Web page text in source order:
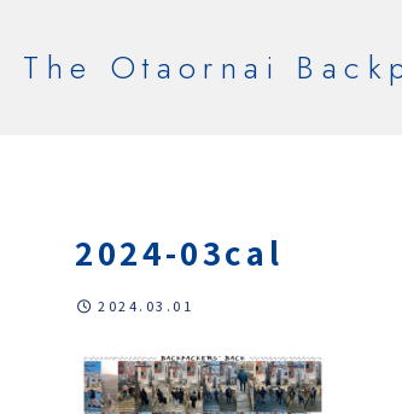
The Otaornai
2024-03cal
2024.03.01